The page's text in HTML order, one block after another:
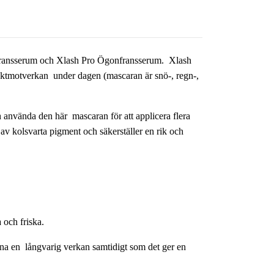
och Xlash Pro Ögonfransserum. Xlash
under dagen (mascaran är snö-, regn-,
den här mascaran för att applicera flera
kolsvarta pigment och säkerställer en rik och
och friska.
en långvarig verkan samtidigt som det ger en